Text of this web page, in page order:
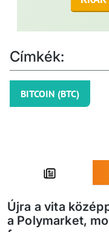
Címkék:
BITCOIN (BTC)
Újra a vita
a Polymarket,